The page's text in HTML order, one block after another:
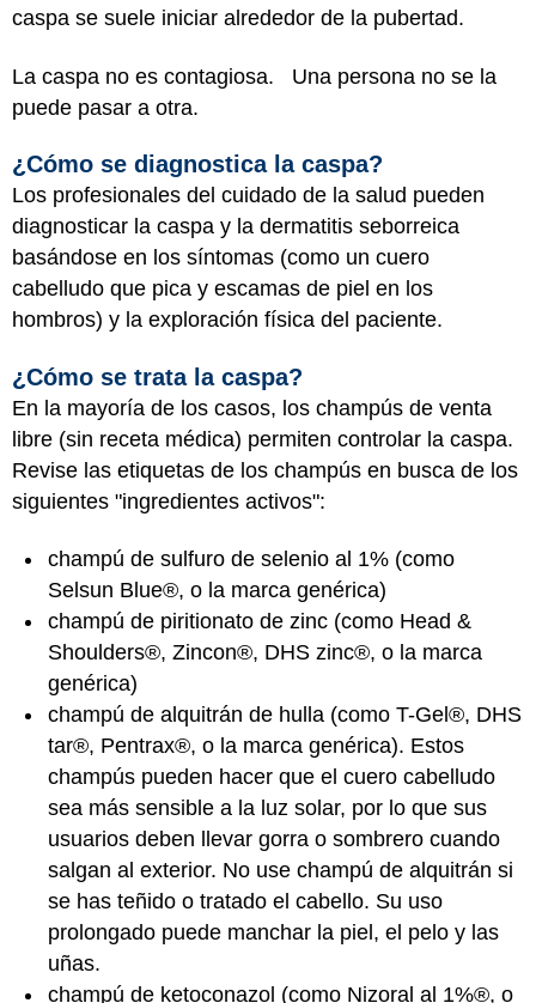
caspa se suele iniciar alrededor de la pubertad.
La caspa no es contagiosa. Una persona no se la
puede pasar a otra.
¿Cómo se diagnostica la caspa?
Los profesionales del cuidado de la salud pueden
diagnosticar la caspa y la dermatitis seborreica
basándose en los síntomas (como un cuero
cabelludo que pica y escamas de piel en los
hombros) y la exploración física del paciente.
¿Cómo se trata la caspa?
En la mayoría de los casos, los champús de venta
libre (sin receta médica) permiten controlar la caspa.
Revise las etiquetas de los champús en busca de los
siguientes "ingredientes activos":
champú de sulfuro de selenio al 1% (como
Selsun Blue®, o la marca genérica)
champú de piritionato de zinc (como Head &
Shoulders®, Zincon®, DHS zinc®, o la marca
genérica)
champú de alquitrán de hulla (como T-Gel®, DHS
tar®, Pentrax®, o la marca genérica). Estos
champús pueden hacer que el cuero cabelludo
sea más sensible a la luz solar, por lo que sus
usuarios deben llevar gorra o sombrero cuando
salgan al exterior. No use champú de alquitrán si
se has teñido o tratado el cabello. Su uso
prolongado puede manchar la piel, el pelo y las
uñas.
champú de ketoconazol (como Nizoral al 1%®, o